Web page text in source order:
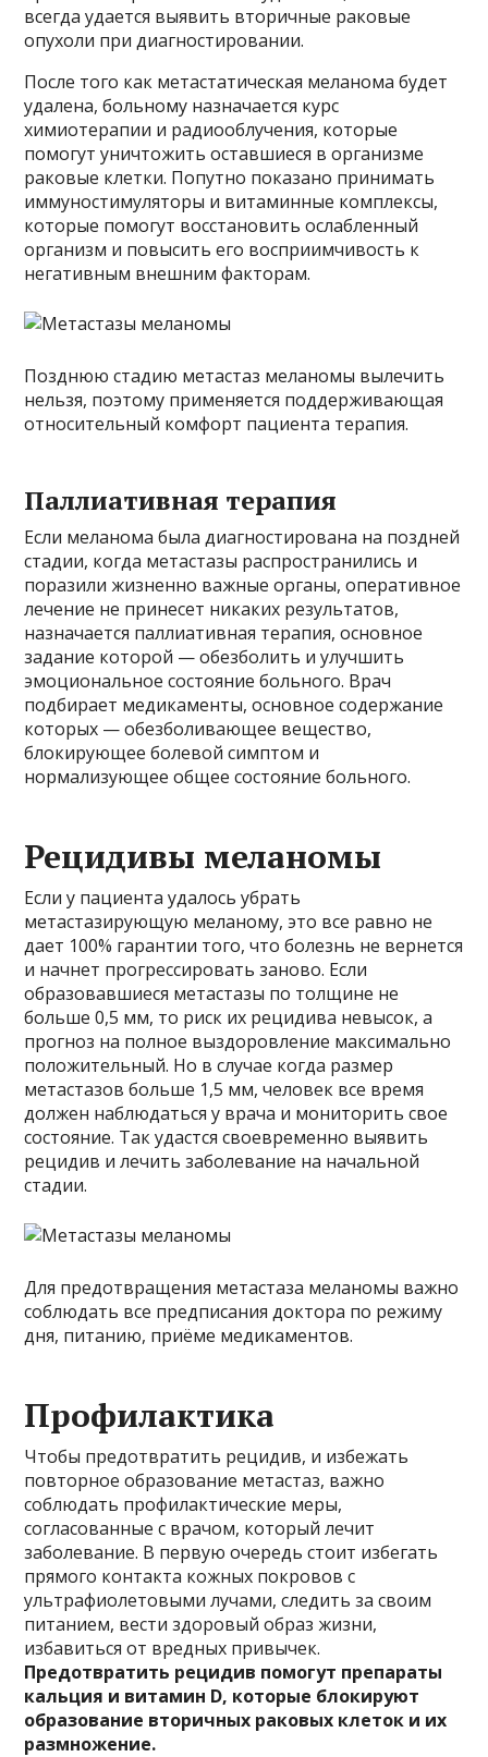
всегда удается выявить вторичные раковые
опухоли при диагностировании.
После того как метастатическая меланома будет
удалена, больному назначается курс
химиотерапии и радиооблучения, которые
помогут уничтожить оставшиеся в организме
раковые клетки. Попутно показано принимать
иммуностимуляторы и витаминные комплексы,
которые помогут восстановить ослабленный
организм и повысить его восприимчивость к
негативным внешним факторам.
Позднюю стадию метастаз меланомы вылечить
нельзя, поэтому применяется поддерживающая
относительный комфорт пациента терапия.
Паллиативная терапия
Если меланома была диагностирована на поздней
стадии, когда метастазы распространились и
поразили жизненно важные органы, оперативное
лечение не принесет никаких результатов,
назначается паллиативная терапия, основное
задание которой — обезболить и улучшить
эмоциональное состояние больного. Врач
подбирает медикаменты, основное содержание
которых — обезболивающее вещество,
блокирующее болевой симптом и
нормализующее общее состояние больного.
Рецидивы меланомы
Если у пациента удалось убрать
метастазирующую меланому, это все равно не
дает 100% гарантии того, что болезнь не вернется
и начнет прогрессировать заново. Если
образовавшиеся метастазы по толщине не
больше 0,5 мм, то риск их рецидива невысок, а
прогноз на полное выздоровление максимально
положительный. Но в случае когда размер
метастазов больше 1,5 мм, человек все время
должен наблюдаться у врача и мониторить свое
состояние. Так удастся своевременно выявить
рецидив и лечить заболевание на начальной
стадии.
Для предотвращения метастаза меланомы важно
соблюдать все предписания доктора по режиму
дня, питанию, приёме медикаментов.
Профилактика
Чтобы предотвратить рецидив, и избежать
повторное образование метастаз, важно
соблюдать профилактические меры,
согласованные с врачом, который лечит
заболевание. В первую очередь стоит избегать
прямого контакта кожных покровов с
ультрафиолетовыми лучами, следить за своим
питанием, вести здоровый образ жизни,
избавиться от вредных привычек.
Предотвратить рецидив помогут препараты
кальция и витамин D, которые блокируют
образование вторичных раковых клеток и их
размножение.